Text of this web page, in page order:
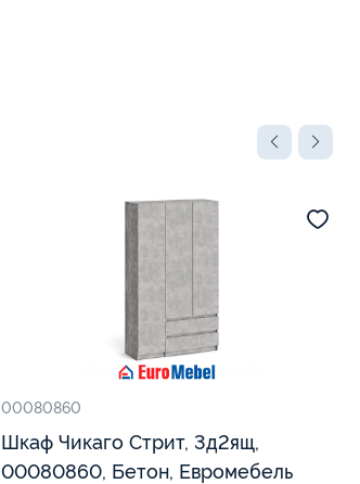
00080860
Шкаф Чикаго Стрит, 3д2ящ,
00080860, Бетон, Евромебель